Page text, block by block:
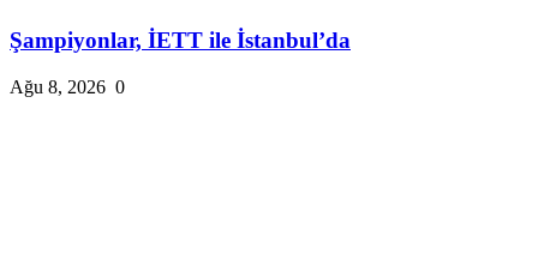
Şampiyonlar, İETT ile İstanbul’da
Ağu 8, 2026 0